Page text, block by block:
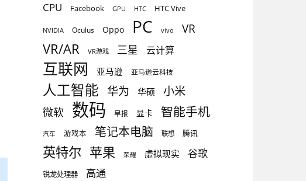
CPU Facebook GPU HTC HTC Vive
NVIDIA Oculus Oppo PC vivo VR
VR/AR VR游戏 三星 云计算
互联网 亚马逊 亚马逊云科技
人工智能 华为 华硕 小米
微软 数码 早报 显卡 智能手机
汽车 游戏本 笔记本电脑 联想 腾讯
英特尔 苹果 荣耀 虚拟现实 谷歌
锐龙处理器 高通